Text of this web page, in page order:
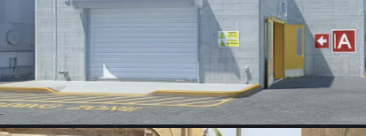
1.1
7/11
0
1
Формат изображения
Частота обновления